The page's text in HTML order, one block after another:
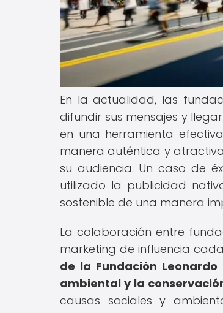
En la actualidad, las
difundir sus mensajes y
en una herramienta
manera auténtica y
su audiencia. Un caso de
utilizado la publicidad
sostenible de una manera
La colaboración entre
marketing de influencia
de la Fundación
ambiental y la
causas sociales y